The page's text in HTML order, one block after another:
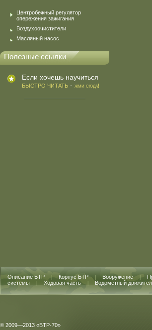
Центробежный регулятор
опережения зажигания
Воздухоочистители
Масляный насос
Полезные ссылки
Если хочешь научиться
БЫСТРО ЧИТАТЬ - жми сюда!
Описание БТР Корпус БТР Вооружение
системы
Ходовая часть Водомётный
© 2009—2013 «БТР-70»